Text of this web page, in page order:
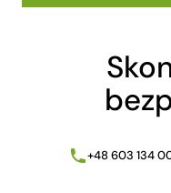
+48 603 134